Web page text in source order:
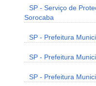
SP - Serviço de
Sorocaba
SP - Prefeitura
SP - Prefeitura
SP - Prefeitura